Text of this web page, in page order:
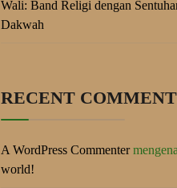
Wali: Band Religi dengan
Dakwah
RECENT
A WordPress Commenter
world!